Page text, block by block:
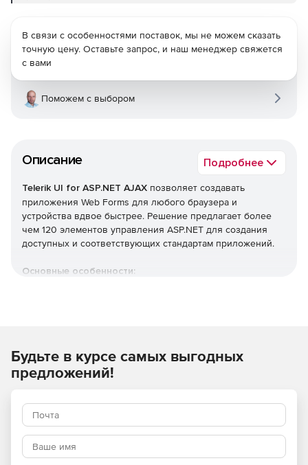
Описание Подробнее
Telerik UI for ASP.NET AJAX позволяет создавать
приложения Web Forms для любого браузера и
устройства вдвое быстрее. Решение предлагает более
чем 120 элементов управления ASP.NET для создания
доступных и соответствующих стандартам приложений.
Основные особенности:
Интеграция с SharePoint. Быстрое создание изящных
и простых в настройке решений для SharePoint.
Полный набор функций и элементов управления. 120+
Безупречный пользовательский интерфейс на всех
В связи с особенностями поставок, мы не можем сказать
точную цену. Оставьте запрос, и наш менеджер свяжется
с вами
Поможем с выбором
Будьте в курсе самых выгодных
предложений!